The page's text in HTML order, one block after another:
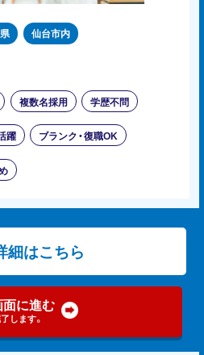
仙台市内
複数名採用 学歴不問
躍 ブランク・復職OK
細はこちら
に進む
します。